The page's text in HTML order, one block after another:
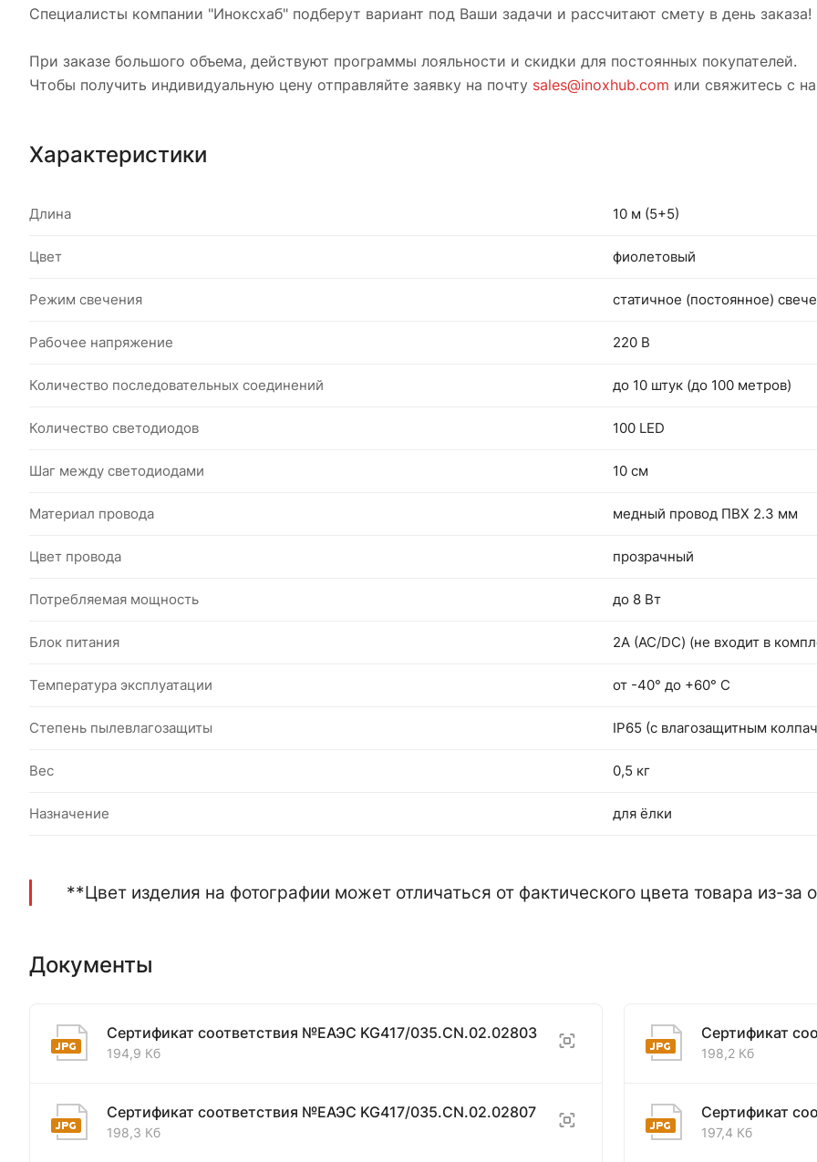
Специалисты компании "Иноксхаб" подберут вариант под Ваши задачи и рассчитают смету в день заказа!
При заказе большого объема, действуют программы лояльности и скидки для постоянных покупателей.
Чтобы получить индивидуальную цену отправляйте заявку на почту sales@inoxhub.com или свяжитесь с
Характеристики
Длина 10 м (5+5)
Цвет фиолетовый
Режим свечения статичное (постоянное)
Рабочее напряжение 220 В
Количество последовательных соединений до 10 штук (до 100 метров)
Количество светодиодов 100 LED
Шаг между светодиодами 10 см
Материал провода медный провод ПВХ 2.3 мм
Цвет провода прозрачный
Потребляемая мощность до 8 Вт
Блок питания 2А (АС/DC) (не входит в
Температура эксплуатации от -40° до +60° С
Степень пылевлагозащиты IP65 (с влагозащитным
Вес 0,5 кг
Назначение для ёлки
**Цвет изделия на фотографии может отличаться от фактического цвета товара из-за
Документы
Сертификат соответствия №ЕАЭС KG417/035.CN.02.02803
194,9 Кб
Сертификат
198,2 Кб
Сертификат соответствия №ЕАЭС KG417/035.CN.02.02807
198,3 Кб
Сертификат
197,4 Кб